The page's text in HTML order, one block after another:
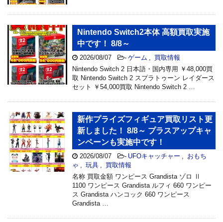
Nintendo Switch2本体 高額買取実施
中です！ 8/8～
2026/08/07 - ゲーム , 買取情報
Nintendo Switch 2 日本語・国内専用 ￥48,000買
取 Nintendo Switch 2 スプラトゥーン レイダース
セット ￥54,000買取 Nintendo Switch 2 …
新作プライズフィギュア買取リスト更
新しました！ 8/8～ プラスアップキャ
ンペーンも実施中です！
2026/08/07 - UFOキャッチャー , おもち
ゃ , 玩具 , 買取情報
名称 買取金額 ワンピース Grandista ゾロ Ⅱ
1100 ワンピース Grandista ルフィ 660 ワンピー
ス Grandista ハンコック 660 ワンピース
Grandista …